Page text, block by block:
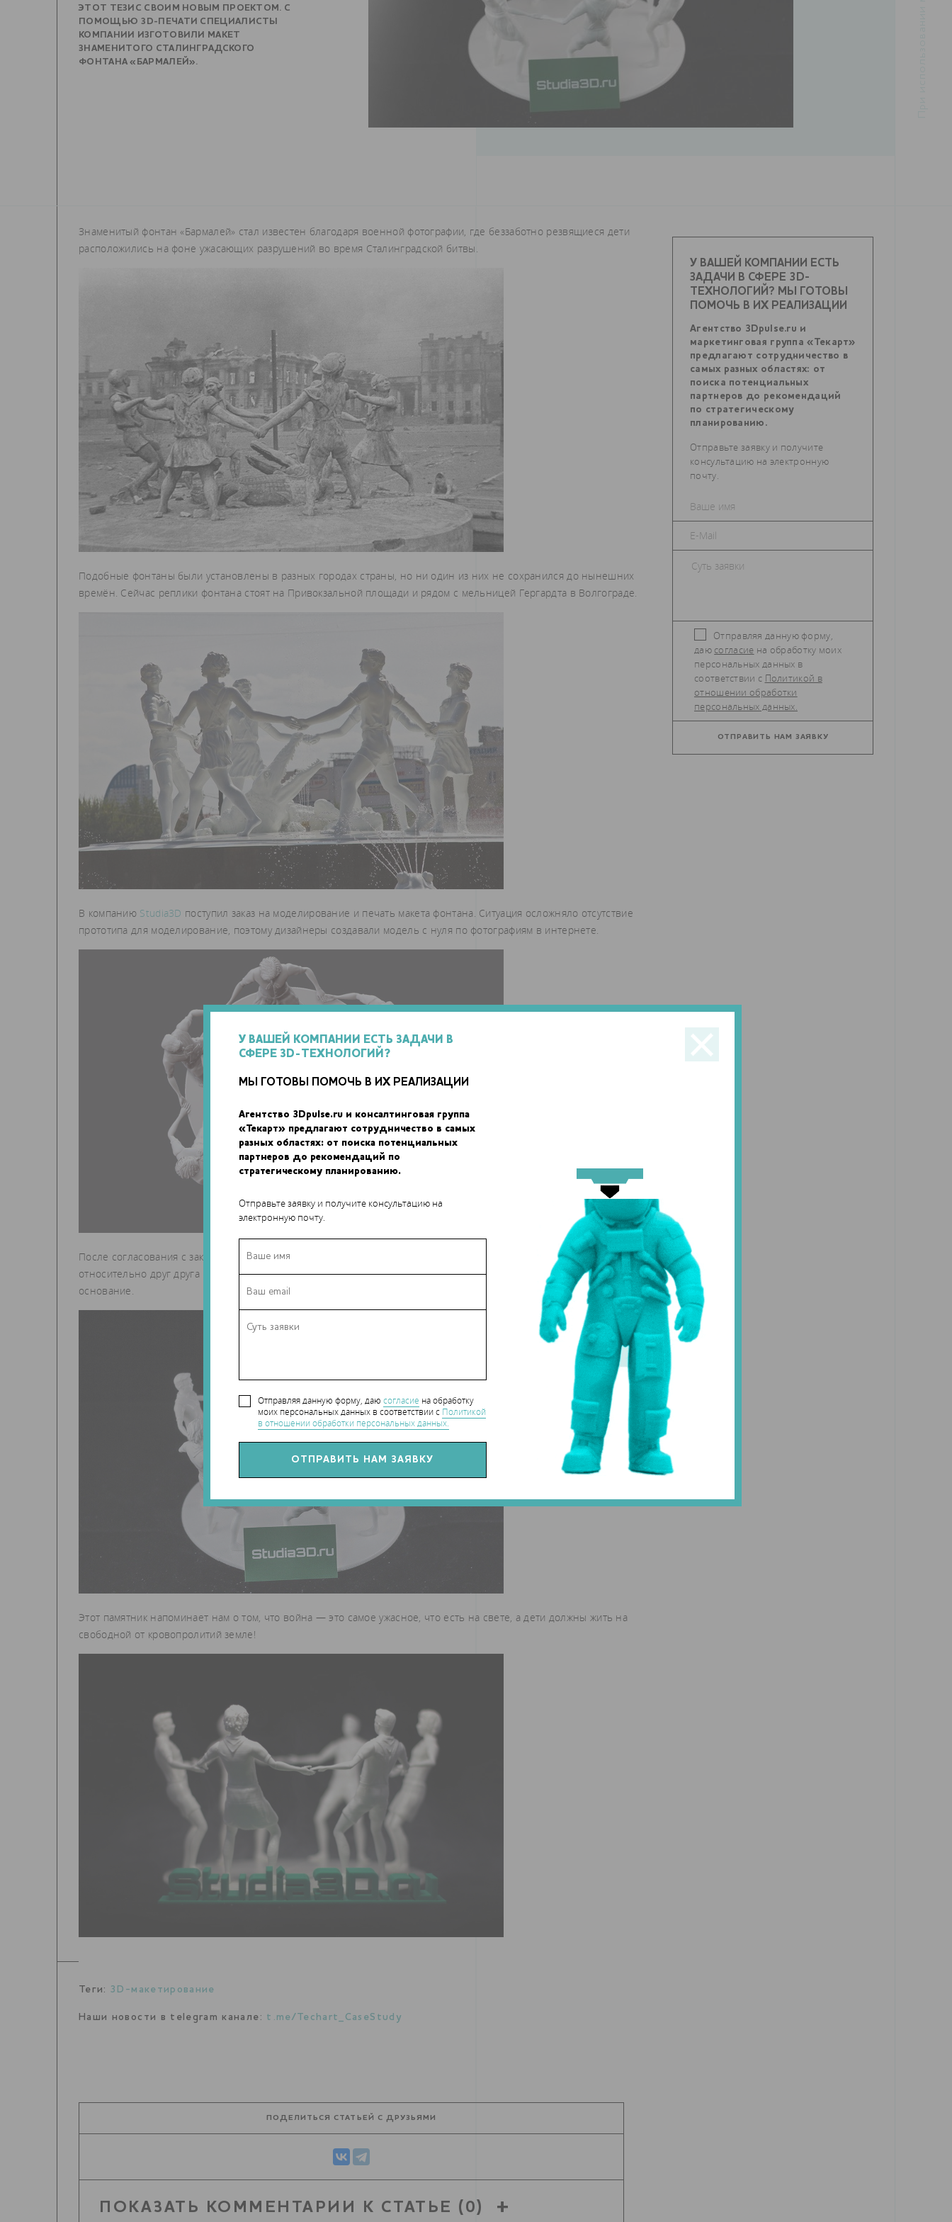
У ВАШЕЙ КОМПАНИИ ЕСТЬ ЗАДАЧИ В
СФЕРЕ 3D-ТЕХНОЛОГИЙ?
МЫ ГОТОВЫ ПОМОЧЬ В ИХ РЕАЛИЗАЦИИ
Агентство 3Dpulse.ru и консалтинговая группа
«Текарт» предлагают сотрудничество в самых
разных областях: от поиска потенциальных
партнеров до рекомендаций по
стратегическому планированию.
Отправьте заявку и получите консультацию на
электронную почту.
Отправляя данную форму, даю согласие на обработку
моих персональных данных в соответствии с Политикой
в отношении обработки персональных данных.
ЭТОТ ТЕЗИС СВОИМ НОВЫМ ПРОЕКТОМ. С
ПОМОЩЬЮ 3D-ПЕЧАТИ СПЕЦИАЛИСТЫ
КОМПАНИИ ИЗГОТОВИЛИ МАКЕТ
ЗНАМЕНИТОГО СТАЛИНГРАДСКОГО
ФОНТАНА «БАРМАЛЕЙ».
Знаменитый фонтан «Бармалей» стал известен благодаря военной фотографии, где беззаботно резвящиеся дети
расположились на фоне ужасающих разрушений во время Сталинградской битвы.
Подобные фонтаны были установлены в разных городах страны, но ни один из них не сохранился до нынешних
времён. Сейчас реплики фонтана стоят на Привокзальной площади и рядом с мельницей Гергардта в Волгограде.
В компанию Studia3D поступил заказ на моделирование и печать макета фонтана. Ситуация осложняло отсутствие
прототипа для моделирование, поэтому дизайнеры создавали модель с нуля по фотографиям в интернете.
После согласования с заказчиком технологи начали 3D-печать детей. Для правильного положения фигур
относительно друг друга руки, ноги и тела печатались отдельно. Затем части склеивались и устанавливались на
основание.
Этот памятник напоминает нам о том, что война — это самое ужасное, что есть на свете, а дети должны жить на
свободной от кровопролитий земле!
Теги:3D-макетирование
Наши новости в telegram канале: t.me/Techart_CaseStudy
ПОДЕЛИТЬСЯ СТАТЬЕЙ С ДРУЗЬЯМИ
ПОКАЗАТЬ КОММЕНТАРИИ К СТАТЬЕ (0)
У ВАШЕЙ КОМПАНИИ ЕСТЬ
ЗАДАЧИ В СФЕРЕ 3D-
ТЕХНОЛОГИЙ? МЫ ГОТОВЫ
ПОМОЧЬ В ИХ РЕАЛИЗАЦИИ
Агентство 3Dpulse.ru и
маркетинговая группа «Текарт»
предлагают сотрудничество в
самых разных областях: от
поиска потенциальных
партнеров до рекомендаций
по стратегическому
планированию.
Отправьте заявку и получите
консультацию на электронную
почту.
Отправляя данную форму,
даю согласие
персональных данных в
соответствии с Политикой в
отношении обработки
персональных данных.